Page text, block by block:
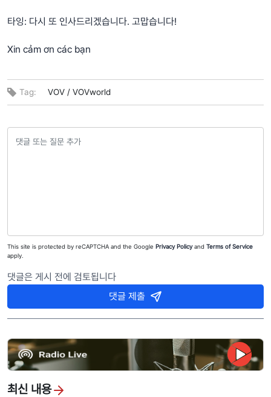
타잉: 다시 또 인사드리겠습니다. 고맙습니다!
Xin cảm ơn các bạn
Tag: VOV / VOVworld
This site is protected by reCAPTCHA and the Google Privacy Policyand Terms of Service
apply.
댓글은 게시 전에 검토됩니다
댓글 제출
최신 내용